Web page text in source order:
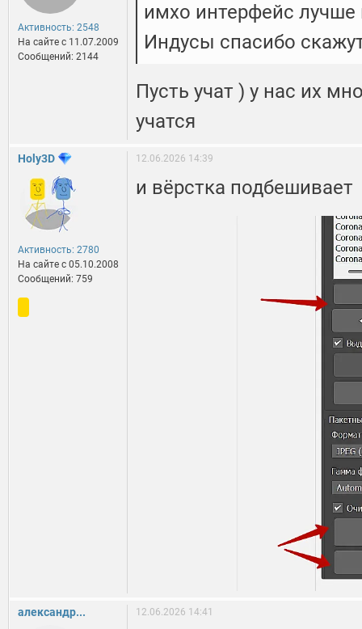
Активность: 2548
На сайте c 11.07.2009
Сообщений: 2144
имхо интерфейс лучше
Индусы спасибо
Пусть учат ) у нас их
учатся
Holy3D
Активность: 2780
На сайте c 05.10.2008
Сообщений: 759
12.06.2026 14:39
и вёрстка подбешивает
александр... 12.06.2026 14:41